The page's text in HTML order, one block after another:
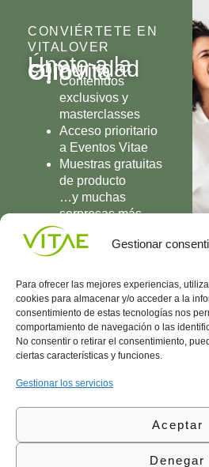
Gestionar
Para ofrecer las mejores experiencias,
cookies para almacenar y/o acceder a la
consentimiento de estas tecnologías nos
comportamiento de navegación o las
No consentir o retirar el consentimiento,
ciertas características y funciones.
Gestionar los servicios
Aceptar
Denegar
CONVIÉRTETE EN
VITALOVER
Únete a la
comunidad
OlioVita
Contenidos
exclusivos y
masterclasses
Acceso prioritario
a Eventos Vitae
Muestras gratuitas
de producto
…y muchas
sorpresas más
UNIRME
Conocenos
Vitae
l
Área
Política
de
Política